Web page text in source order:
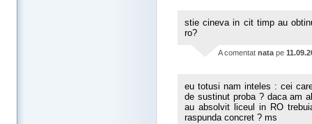
stie cineva in cit timp au
ro?
A comentat nata pe
eu totusi nam inteles : cei
de sustinut proba ? daca am
au absolvit liceul in RO
raspunda concret ? ms